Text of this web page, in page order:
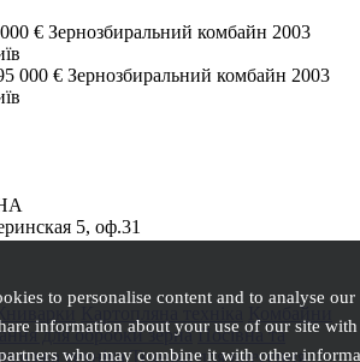
to personalise content and to analyse
information about your use of our site
who may combine it with other
€ Зернозбиральний комбайн 2003
000 € Зернозбиральний комбайн 2003
5, оф.31
Жниварки
Комбайни
для обробки зерна Посівна та
техніка Техніка для внесення